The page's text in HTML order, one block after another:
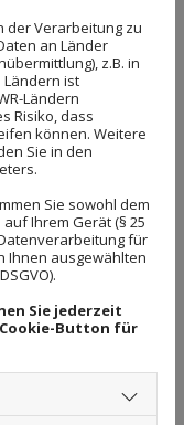
der Verarbeitung zu
an Länder
z.B. in
Ländern ist
Ländern
Risiko, dass
können. Weitere
Sie in den
Sie sowohl dem
Ihrem Gerät (§ 25
für
Ihnen ausgewählten
Sie jederzeit
Button für